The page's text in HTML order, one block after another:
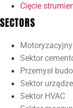
Cięcie
SECTORS
Sektor
Przemysł
Sektor
Sektor HVAC